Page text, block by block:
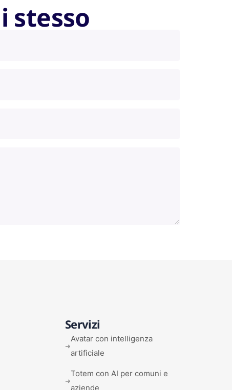
stesso
Servizi
➜
Avatar con intelligenza
artificiale
➜
Totem con AI per comuni e
aziende